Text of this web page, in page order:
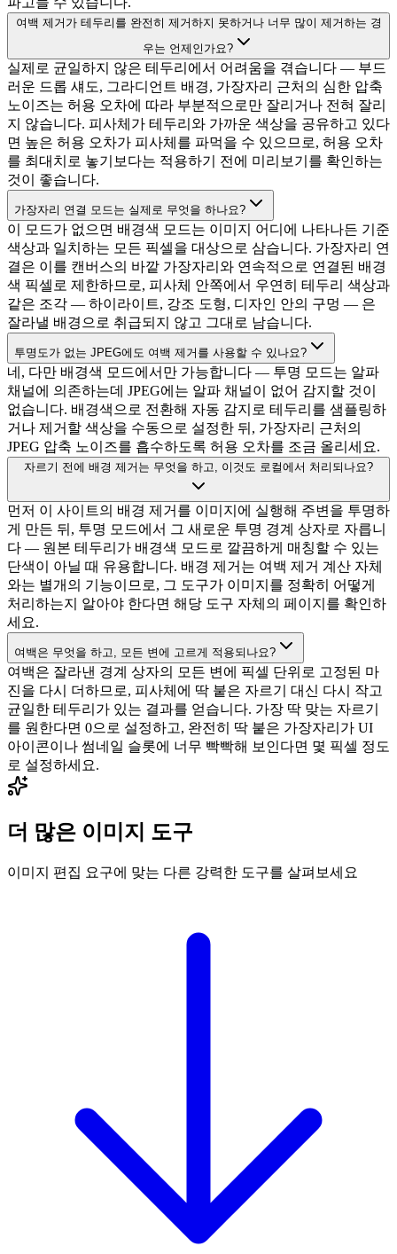
여백 제거가 테두리를 완전히 제거하지 못하거나 너무 많이 제거하는 경
우는 언제인가요?
실제로 균일하지 않은 테두리에서 어려움을 겪습니다 — 부드
러운 드롭 섀도, 그라디언트 배경, 가장자리 근처의 심한 압축
노이즈는 허용 오차에 따라 부분적으로만 잘리거나 전혀 잘리
지 않습니다. 피사체가 테두리와 가까운 색상을 공유하고 있다
면 높은 허용 오차가 피사체를 파먹을 수 있으므로, 허용 오차
를 최대치로 놓기보다는 적용하기 전에 미리보기를 확인하는
것이 좋습니다.
가장자리 연결 모드는 실제로 무엇을 하나요?
이 모드가 없으면 배경색 모드는 이미지 어디에 나타나든 기준
색상과 일치하는 모든 픽셀을 대상으로 삼습니다. 가장자리 연
결은 이를 캔버스의 바깥 가장자리와 연속적으로 연결된 배경
색 픽셀로 제한하므로, 피사체 안쪽에서 우연히 테두리 색상과
같은 조각 — 하이라이트, 강조 도형, 디자인 안의 구멍 — 은
잘라낼 배경으로 취급되지 않고 그대로 남습니다.
투명도가 없는 JPEG에도 여백 제거를 사용할 수 있나요?
네, 다만 배경색 모드에서만 가능합니다 — 투명 모드는 알파
채널에 의존하는데 JPEG에는 알파 채널이 없어 감지할 것이
없습니다. 배경색으로 전환해 자동 감지로 테두리를 샘플링하
거나 제거할 색상을 수동으로 설정한 뒤, 가장자리 근처의
JPEG 압축 노이즈를 흡수하도록 허용 오차를 조금 올리세요.
자르기 전에 배경 제거는 무엇을 하고, 이것도 로컬에서 처리되나요?
먼저 이 사이트의 배경 제거를 이미지에 실행해 주변을 투명하
게 만든 뒤, 투명 모드에서 그 새로운 투명 경계 상자로 자릅니
다 — 원본 테두리가 배경색 모드로 깔끔하게 매칭할 수 있는
단색이 아닐 때 유용합니다. 배경 제거는 여백 제거 계산 자체
와는 별개의 기능이므로, 그 도구가 이미지를 정확히 어떻게
처리하는지 알아야 한다면 해당 도구 자체의 페이지를 확인하
세요.
여백은 무엇을 하고, 모든 변에 고르게 적용되나요?
여백은 잘라낸 경계 상자의 모든 변에 픽셀 단위로 고정된 마
진을 다시 더하므로, 피사체에 딱 붙은 자르기 대신 다시 작고
균일한 테두리가 있는 결과를 얻습니다. 가장 딱 맞는 자르기
를 원한다면 0으로 설정하고, 완전히 딱 붙은 가장자리가 UI
아이콘이나 썸네일 슬롯에 너무 빡빡해 보인다면 몇 픽셀 정도
로 설정하세요.
더 많은 이미지 도구
이미지 편집 요구에 맞는 다른 강력한 도구를 살펴보세요